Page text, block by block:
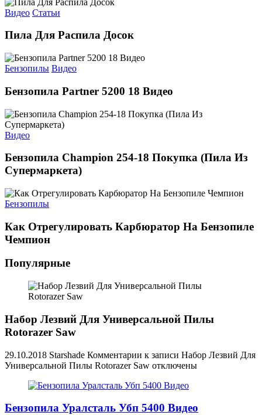
Видео Статьи
Пила Для Распила Досок
Бензопилы Видео
Бензопила Partner 5200 18 Видео
Видео
Бензопила Champion 254-18 Покупка (Пила Из
Супермаркета)
Бензопилы
Как Отрегулировать Карбюратор На Бензопиле
Чемпион
Популярные
Набор Лезвий Для Универсальной Пилы
Rotorazer Saw
29.10.2018 Starshade Комментарии к записи Набор Лезвий Для
Универсальной Пилы Rotorazer Saw отключены
Бензопила Уралсталь Убп 5400 Видео